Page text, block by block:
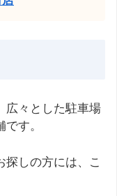
広々とした駐車場
す。
探しの方には、こ